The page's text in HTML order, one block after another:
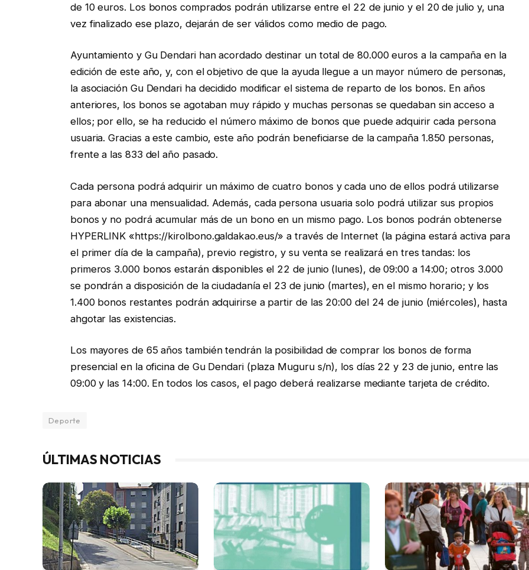
de 10 euros. Los bonos comprados podrán utilizarse entre el 22 de junio y el 20 de julio y, una
vez finalizado ese plazo, dejarán de ser válidos como medio de pago.
Ayuntamiento y Gu Dendari han acordado destinar un total de 80.000 euros a la campaña en la
edición de este año, y, con el objetivo de que la ayuda llegue a un mayor número de personas,
la asociación Gu Dendari ha decidido modificar el sistema de reparto de los bonos. En años
anteriores, los bonos se agotaban muy rápido y muchas personas se quedaban sin acceso a
ellos; por ello, se ha reducido el número máximo de bonos que puede adquirir cada persona
usuaria. Gracias a este cambio, este año podrán beneficiarse de la campaña 1.850 personas,
frente a las 833 del año pasado.
Cada persona podrá adquirir un máximo de cuatro bonos y cada uno de ellos podrá utilizarse
para abonar una mensualidad. Además, cada persona usuaria solo podrá utilizar sus propios
bonos y no podrá acumular más de un bono en un mismo pago. Los bonos podrán obtenerse
HYPERLINK «https://kirolbono.galdakao.eus/» a través de Internet (la página estará activa para
el primer día de la campaña), previo registro, y su venta se realizará en tres tandas: los
primeros 3.000 bonos estarán disponibles el 22 de junio (lunes), de 09:00 a 14:00; otros 3.000
se pondrán a disposición de la ciudadanía el 23 de junio (martes), en el mismo horario; y los
1.400 bonos restantes podrán adquirirse a partir de las 20:00 del 24 de junio (miércoles), hasta
ahgotar las existencias.
Los mayores de 65 años también tendrán la posibilidad de comprar los bonos de forma
presencial en la oficina de Gu Dendari (plaza Muguru s/n), los días 22 y 23 de junio, entre las
09:00 y las 14:00. En todos los casos, el pago deberá realizarse mediante tarjeta de crédito.
Deporte
ÚLTIMAS NOTICIAS